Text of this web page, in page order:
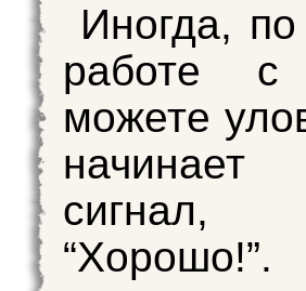
Иногда,
работе
можете